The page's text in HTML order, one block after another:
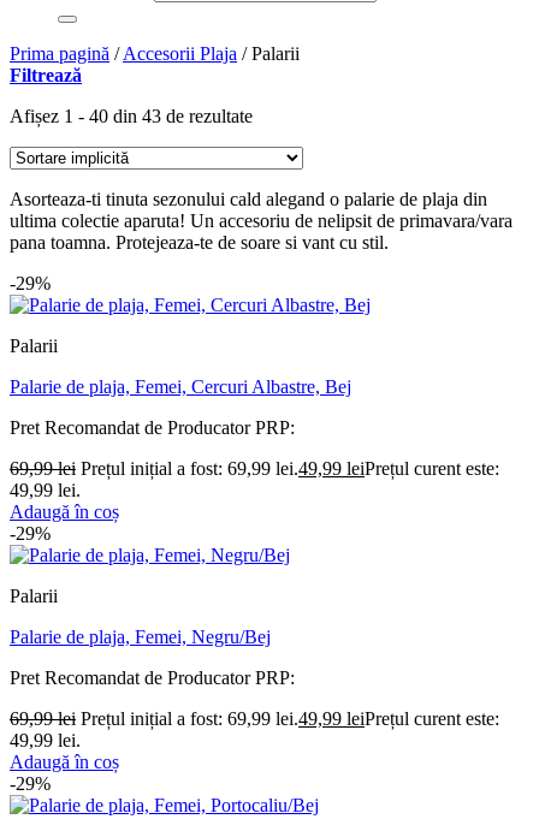
Prima pagină / Accesorii Plaja /Palarii
Filtrează
Afișez 1 - 40 din 43 de rezultate
Asorteaza-ti tinuta sezonului cald alegand o palarie de plaja din
ultima colectie aparuta! Un accesoriu de nelipsit de primavara/vara
pana toamna. Protejeaza-te de soare si vant cu stil.
-29%
Palarii
Palarie de plaja, Femei, Cercuri Albastre, Bej
Pret Recomandat de ProducatorPRP:
69,99lei Prețul inițial a fost: 69,99 lei.49,99 leiPrețul curent este:
49,99 lei.
Adaugă în coș
-29%
Palarii
Palarie de plaja, Femei, Negru/Bej
Pret Recomandat de ProducatorPRP:
69,99lei Prețul inițial a fost: 69,99 lei.49,99 leiPrețul curent este:
49,99 lei.
Adaugă în coș
-29%